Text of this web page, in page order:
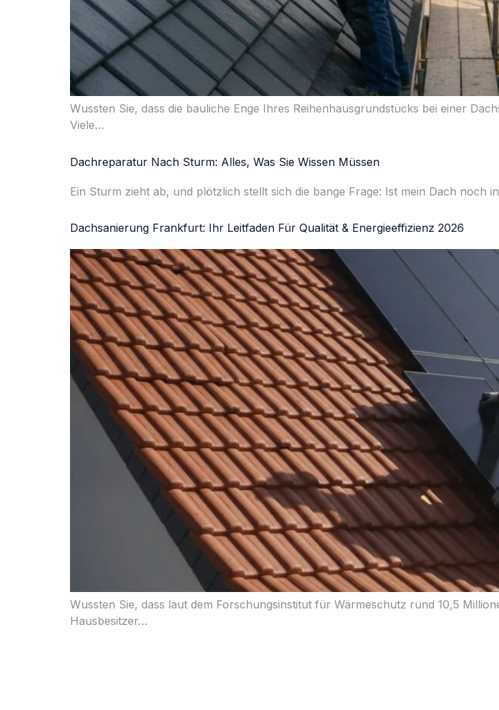
Wussten Sie, dass die bauliche Enge Ihres Reihenhausgrundstücks bei einer
Viele…
Dachreparatur Nach Sturm: Alles, Was Sie Wissen Müssen
Ein Sturm zieht ab, und plötzlich stellt sich die bange Frage: Ist mein Dach noch
Dachsanierung Frankfurt: Ihr Leitfaden Für Qualität & Energieeffizienz 2026
Wussten Sie, dass laut dem Forschungsinstitut für Wärmeschutz rund 10,5
Hausbesitzer…